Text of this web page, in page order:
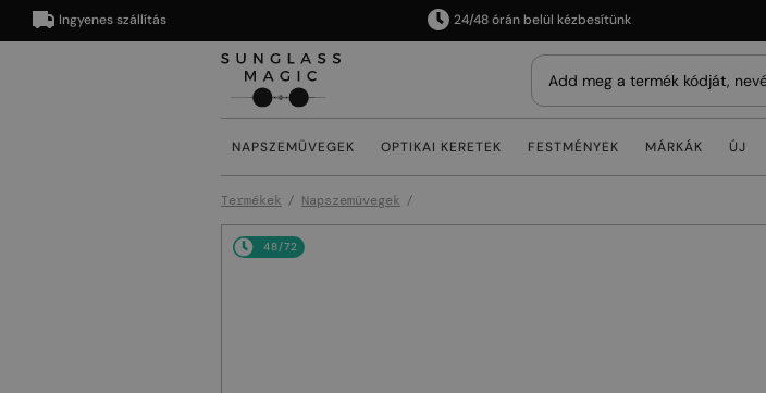
Ingyenes szállítás 24/48 órán belül kézbesítünk
NAPSZEMÜVEGEK OPTIKAI KERETEK FESTMÉNYEK MÁRKÁK ÚJ
Termékek Napszemüvegek
48/72